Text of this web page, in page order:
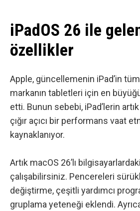
iPadOS 26 ile
özellikler
Apple, güncellemenin iPad’in
markanın tabletleri için en
etti. Bunun sebebi, iPad’lerin
çığır açıcı bir performans vaat
kaynaklanıyor.
Artık macOS 26’lı
çalışabilirsiniz. Pencereleri
değiştirme, çeşitli yardımcı
gruplama yeteneği eklendi.